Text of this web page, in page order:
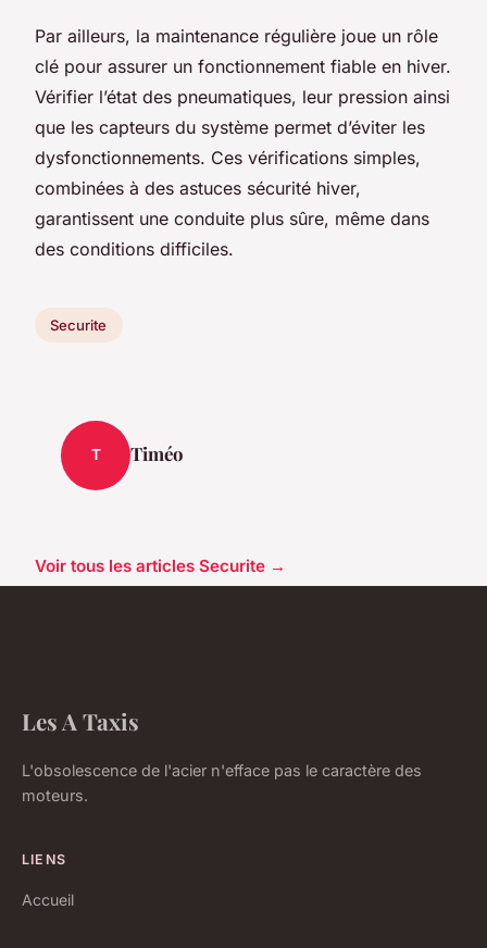
Par ailleurs, la maintenance régulière joue un rôle
clé pour assurer un fonctionnement fiable en hiver.
Vérifier l’état des pneumatiques, leur pression ainsi
que les capteurs du système permet d’éviter les
dysfonctionnements. Ces vérifications simples,
combinées à des astuces sécurité hiver,
garantissent une conduite plus sûre, même dans
des conditions difficiles.
Securite
T Timéo
Voir tous les articles Securite →
Les A Taxis
L'obsolescence de l'acier n'efface pas le caractère des
moteurs.
LIENS
Accueil